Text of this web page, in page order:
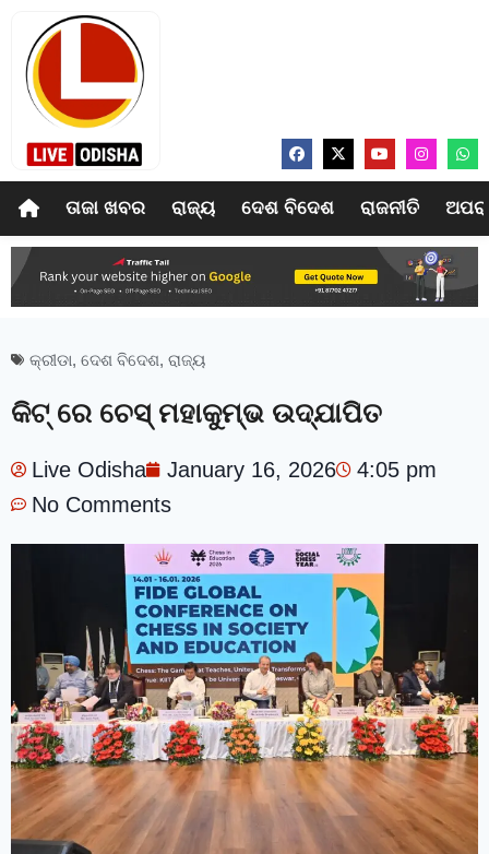
ତାଜା ଖବର ରାଜ୍ୟ ଦେଶ ବିଦେଶ ରାଜନୀତି
କ୍ରୀଡା, ଦେଶ ବିଦେଶ, ରାଜ୍ୟ
କିଟ୍‍ ରେ ଚେସ୍‍ ମହାକୁମ୍ଭ ଉଦ୍‍ଯାପିତ
Live Odisha January 16, 2026
4:05 pm
No Comments